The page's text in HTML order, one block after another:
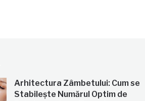
Arhitectura Zâmbetului: Cum se
Stabilește Numărul Optim de